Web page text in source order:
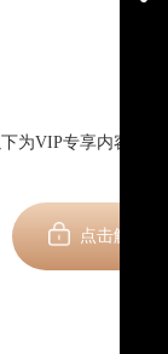
下为VIP专享内容，剩
点击解锁